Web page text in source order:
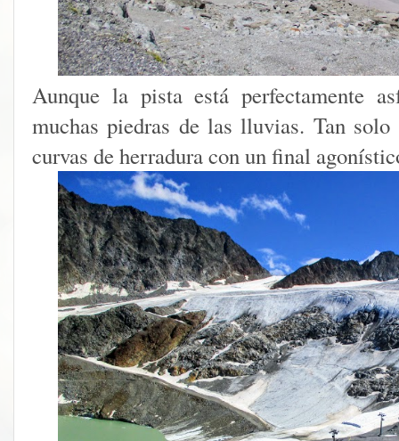
Aunque la pista está perfectamente
muchas piedras de las lluvias. Tan solo
curvas de herradura con un final